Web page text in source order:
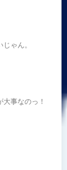
ゃん。
事なのっ！